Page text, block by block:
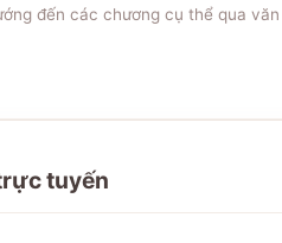
đến các chương cụ thể qua văn
tuyến